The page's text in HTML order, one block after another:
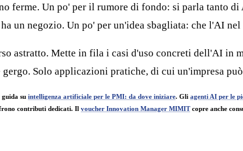
ferme. Un po' per il rumore di fondo: si parla
un negozio. Un po' per un'idea sbagliata: che l'AI
astratto. Mette in fila i casi d'uso concreti dell'AI in
gergo. Solo applicazioni pratiche, di cui un'impresa
su intelligenza artificiale per le PMI: da dove iniziare. Gli agenti AI per le
contributi dedicati. Il voucher Innovation Manager MIMITcopre anche